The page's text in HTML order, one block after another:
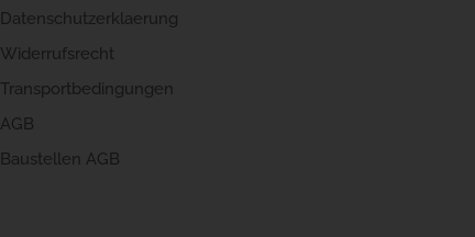
Datenschutzerklaerung
Widerrufsrecht
Transportbedingungen
AGB
Baustellen AGB